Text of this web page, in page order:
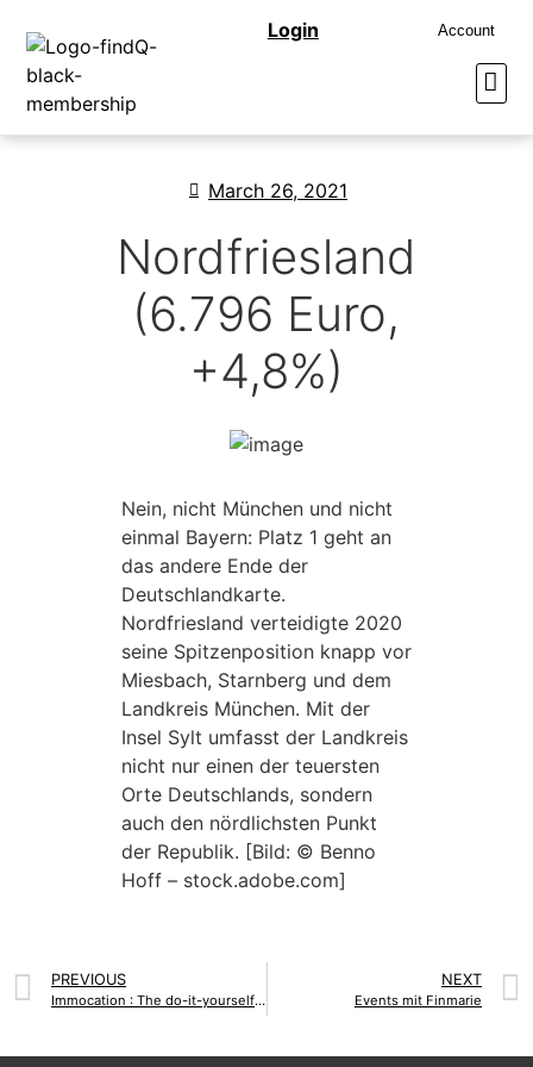
Login Account
March 26, 2021
Nordfriesland
(6.796 Euro,
+4,8%)
Nein, nicht München und nicht
einmal Bayern: Platz 1 geht an
das andere Ende der
Deutschlandkarte.
Nordfriesland verteidigte 2020
seine Spitzenposition knapp vor
Miesbach, Starnberg und dem
Landkreis München. Mit der
Insel Sylt umfasst der Landkreis
nicht nur einen der teuersten
Orte Deutschlands, sondern
auch den nördlichsten Punkt
der Republik. [Bild: © Benno
Hoff – stock.adobe.com]
PREVIOUS
Immocation : The do-it-yourself-pension
NEXT
Events mit Finmarie